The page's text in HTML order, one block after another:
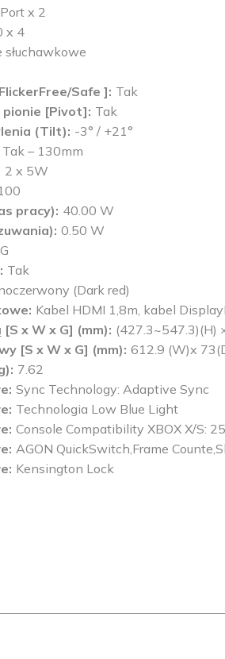
x 2
x 4
słuchawkowe
Safe ] Tak
pionie [Pivot] Tak
(Tilt)
-3° / +21°
Tak – 130mm
2 x 5W
pracy) 40.00 W
0.50 W
G
Tak
(Dark red)
Kabel HDMI 1,8m, kabel
x W x G] (mm) (427.3~547.3)(H)
[S x W x G] (mm) 612.9 (W)x
7.62
Sync Technology: Adaptive Sync
Technologia Low Blue Light
Console Compatibility XBOX X/S:
AGON QuickSwitch,Frame
Kensington Lock